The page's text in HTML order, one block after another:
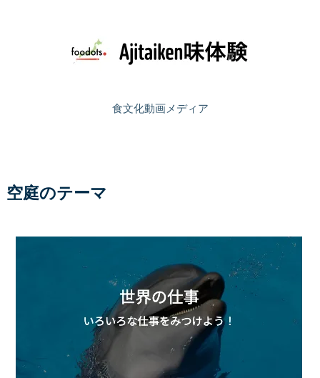
食文化動画メディア
空庭のテーマ